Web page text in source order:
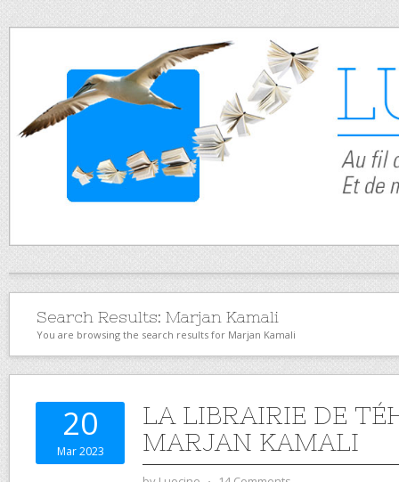
Search Results: Marjan Kamali
You are browsing the search results for Marjan Kamali
20
Mar 2023
LA LIBRAIRIE DE
MARJAN KAMALI